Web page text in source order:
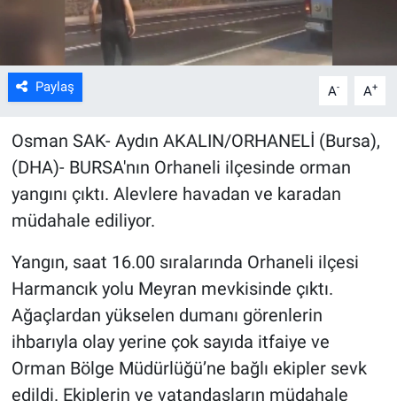
Paylaş A- A+
Osman SAK- Aydın AKALIN/ORHANELİ (Bursa),
(DHA)- BURSA'nın Orhaneli ilçesinde orman
yangını çıktı. Alevlere havadan ve karadan
müdahale ediliyor.
Yangın, saat 16.00 sıralarında Orhaneli ilçesi
Harmancık yolu Meyran mevkisinde çıktı.
Ağaçlardan yükselen dumanı görenlerin
ihbarıyla olay yerine çok sayıda itfaiye ve
Orman Bölge Müdürlüğü’ne bağlı ekipler sevk
edildi. Ekiplerin ve vatandaşların müdahale
Kültür Sanat
Bilim ve Teknoloji
Genel